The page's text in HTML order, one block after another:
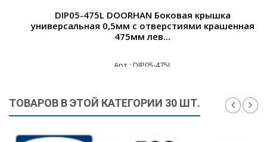
DIP05-475L DOORHAN Боковая крышка
универсальная 0,5мм с отверстиями крашенная
475мм лев...
Арт.: DIP05-475L
ТОВАРОВ В ЭТОЙ КАТЕГОРИИ 30 ШТ.